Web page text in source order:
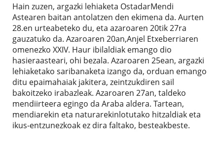
Hain zuzen, argazki lehiaketa OstadarMendi
Astearen baitan antolatzen den ekimena da. Aurten
28.en urteabeteko du, eta azaroaren 20tik 27ra
gauzatuko da. Azaroaren 20an,Anjel Etxeberriaren
omenezko XXIV. Haur ibilaldiak emango dio
hasieraasteari, ohi bezala. Azaroaren 25ean, argazki
lehiaketako saribanaketa izango da, orduan emango
ditu epaimahaiak jakitera, zeintzukdiren sail
bakoitzeko irabazleak. Azaroaren 27an, taldeko
mendiirteera egingo da Araba aldera. Tartean,
mendiarekin eta naturarekinlotutako hitzaldiak eta
ikus-entzunezkoak ez dira faltako, besteakbeste.